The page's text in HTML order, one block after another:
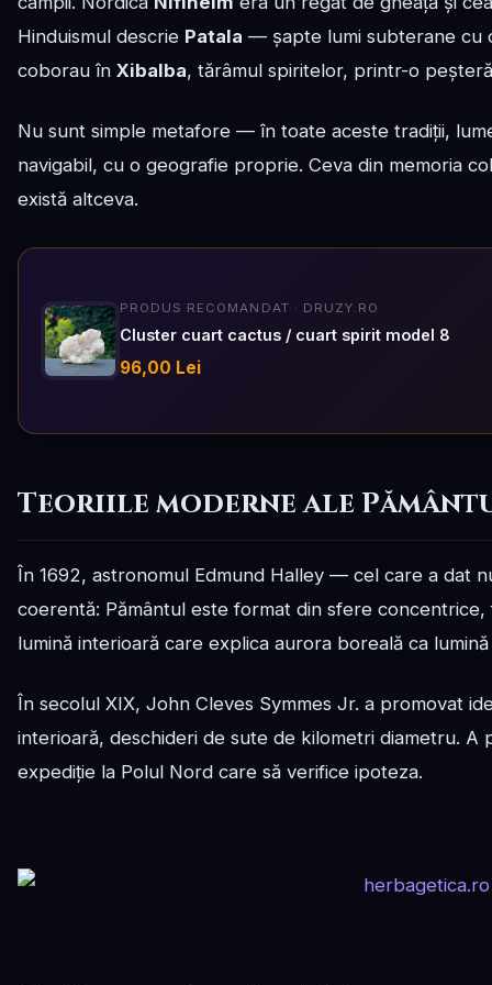
Hinduismul descrie Patala — șapte lumi subterane cu
coborau în Xibalba, tărâmul spiritelor, printr-o
Nu sunt simple metafore — în toate aceste tradiții,
navigabil, cu o geografie proprie. Ceva din memoria
există altceva.
PRODUS RECOMANDAT · DRUZY.RO
Cluster cuart cactus / cuart spirit model 8
96,00 Lei
Teoriile moderne ale
În 1692, astronomul Edmund Halley — cel care a dat
coerentă: Pământul este format din sfere
lumină interioară care explica aurora boreală ca
În secolul XIX, John Cleves Symmes Jr. a promovat
interioară, deschideri de sute de kilometri diametru.
expediție la Polul Nord care să verifice ipoteza.